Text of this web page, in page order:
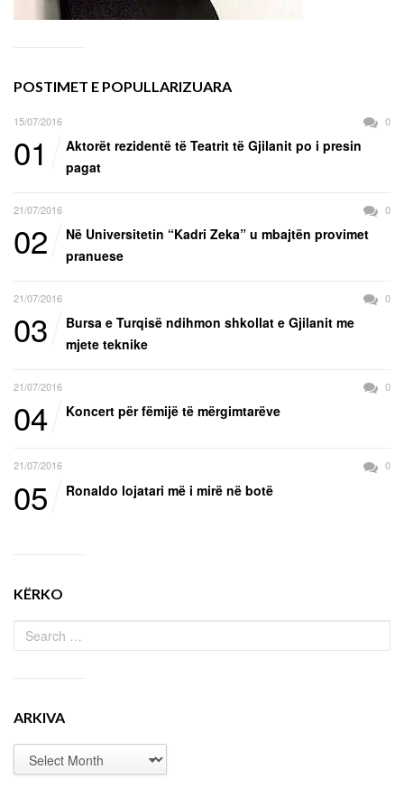
POSTIMET E POPULLARIZUARA
15/07/2016 0
01
Aktorët rezidentë të Teatrit të Gjilanit po i presin
pagat
21/07/2016 0
02
Në Universitetin “Kadri Zeka” u mbajtën provimet
pranuese
21/07/2016 0
03
Bursa e Turqisë ndihmon shkollat e Gjilanit me
mjete teknike
21/07/2016 0
04 Koncert për fëmijë të mërgimtarëve
21/07/2016 0
05 Ronaldo lojatari më i mirë në botë
KËRKO
ARKIVA